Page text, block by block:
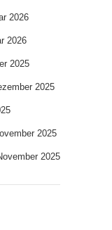
2026
2026
2025
2025
2025
2025